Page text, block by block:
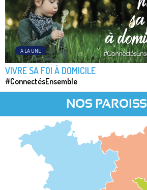
A LA UNE
VIVRE SA FOI À DOMICILE
#ConnectésEnsemble
NOS